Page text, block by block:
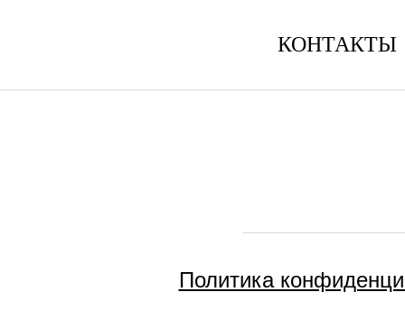
КОНТАКТЫ
Политика